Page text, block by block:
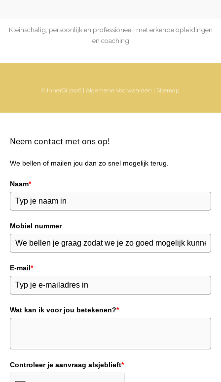
Kleinschalig, persoonlijk en professioneel, met erkende opleidingen
en coaching
© InnerQi 2026 | Algemene Voorwaarden | Sitemap
Neem contact met ons op!
We bellen of mailen jou dan zo snel mogelijk terug.
Naam*
Mobiel nummer
E-mail*
Wat kan ik voor jou betekenen?*
Controleer je aanvraag alsjeblieft*